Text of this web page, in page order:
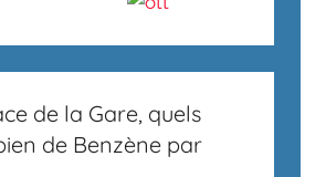
de la Gare, quels
de Benzène par